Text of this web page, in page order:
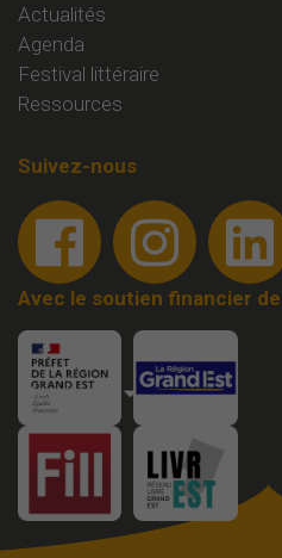
Actualités
Agenda
Festival littéraire
Ressources
Suivez-nous
Avec le soutien financier de
Membre de